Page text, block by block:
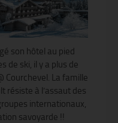
son hôtel au pied
de ski, il y a plus de
Courchevel. La famille
résiste à l’assaut des
internationaux,
savoyarde !!